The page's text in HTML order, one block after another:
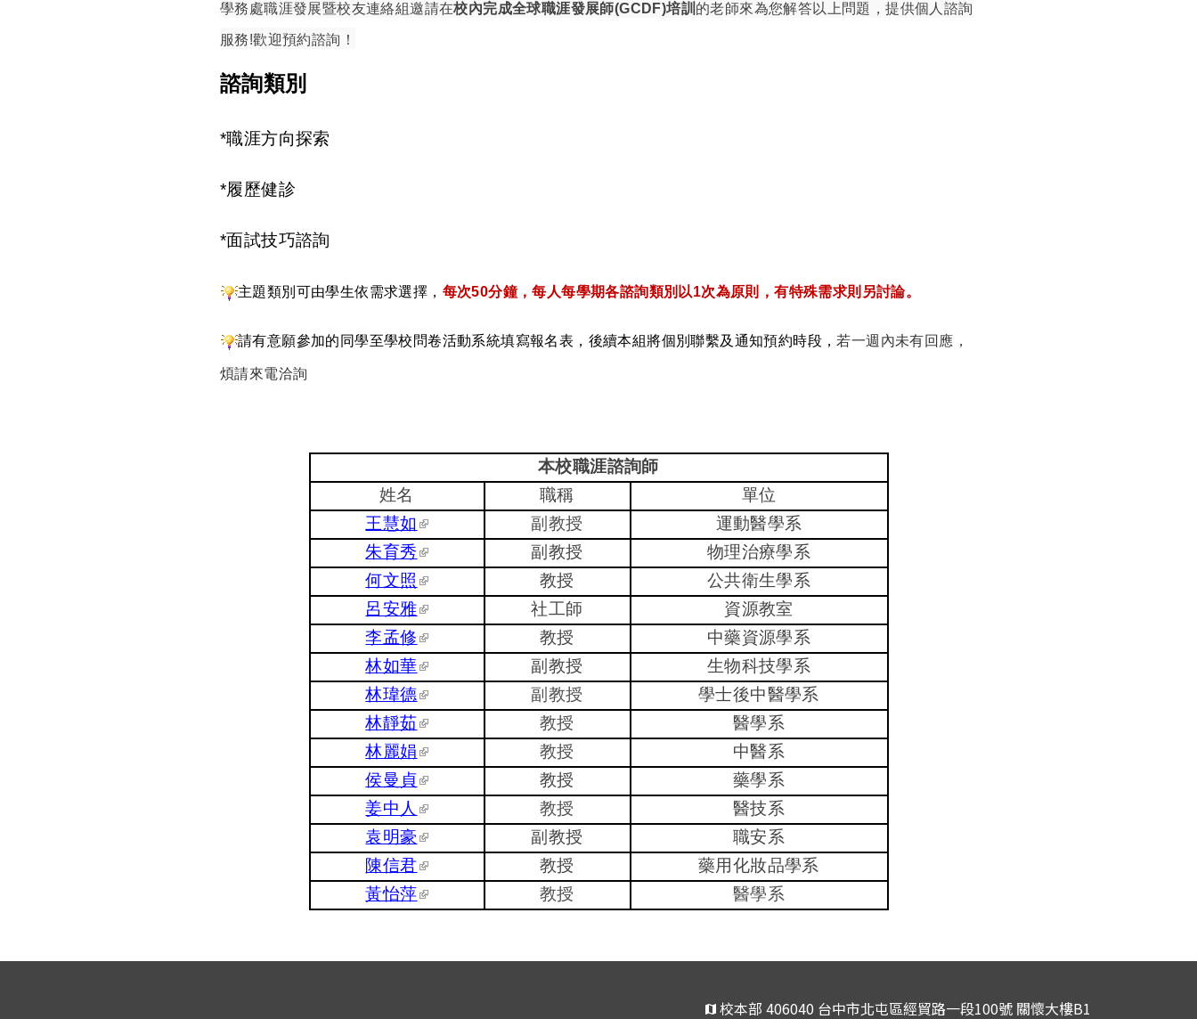
學務處職涯發展暨校友連絡組邀請在校內完成全球職涯發展師(GCDF)培訓 的老師來為您解答以上問題，提供個人諮詢
服務!歡迎預約諮詢！
諮詢類別
*職涯方向探索
*履歷健診
*面試技巧諮詢
主題類別可由學生依需求選擇， 每次50分鐘，每人每學期各諮詢類別以1次為原則，有特殊需求則另討論。
請有意願參加的同學至學校問卷活動系統填寫報名表，後續本組將個別聯繫及通知預約時段， 若一週內未有回應，
煩請來電洽詢
本校職涯諮詢師
姓名
職稱
單位
王慧如 (link is external)副教授
運動醫學系
朱育秀(link is external)副教授
物理治療學系
何文照 (link is external)教授
公共衛生學系
呂安雅(link is external)社工師
資源教室
李孟修(link is external)教授
中藥資源學系
林如華(link is external)副教授
生物科技學系
林瑋德(link is external)副教授
學士後中醫學系
林靜茹(link is external)教授
醫學系
林麗娟(link is external)教授
中醫系
侯曼貞(link is external)教授
藥學系
姜中人 (link is external)教授
醫技系
袁明豪(link is external)副教授
職安系
陳信君(link is external)教授
藥用化妝品學系
黃怡萍(link is external)教授 醫學系
校本部 406040 台中市北屯區經貿路一段100號 關懷大樓B1